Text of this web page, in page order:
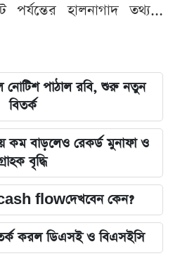
হালনাগাদ তথ্য...
নোটিশ পাঠাল রবি, শুরু নতুন
বিতর্ক
বাড়লেও রেকর্ড মুনাফা ও
বৃদ্ধি
flowদেখবেন কেন?
করল ডিএসই ও বিএসইসি